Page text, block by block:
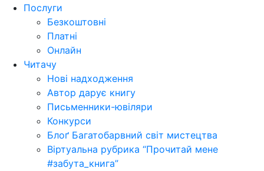
Послуги
Безкоштовні
Платні
Онлайн
Читачу
Нові надходження
Автор дарує книгу
Письменники-ювіляри
Конкурси
Блоґ Багатобарвний світ мистецтва
Віртуальна рубрика “Прочитай мене
#забута_книга”